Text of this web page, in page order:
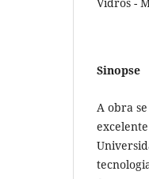
Sinopse
A obra